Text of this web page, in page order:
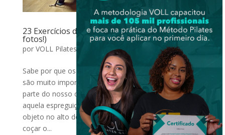
23 Exercícios de Alongamento no Pilates (com
fotos!)
por VOLL Pilates Group out 24, 2017 Exercícios
Sabe por que os exercícios de alongamento no Pilates
são muito importantes? Porque o alongamento já faz
parte do nosso dia a dia em diversas situações, seja
aquela espreguiçada ao acordar, ao pegar algum
objeto no alto do armário, ao trocar uma lâmpada, ao
coçar o...